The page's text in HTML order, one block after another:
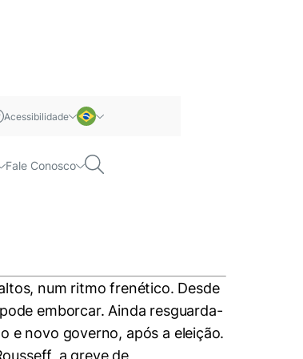
Acessibilidade
Fale Conosco
num ritmo frenético. Desde
emborcar. Ainda resguarda-
e novo governo, após a eleição.
a greve de